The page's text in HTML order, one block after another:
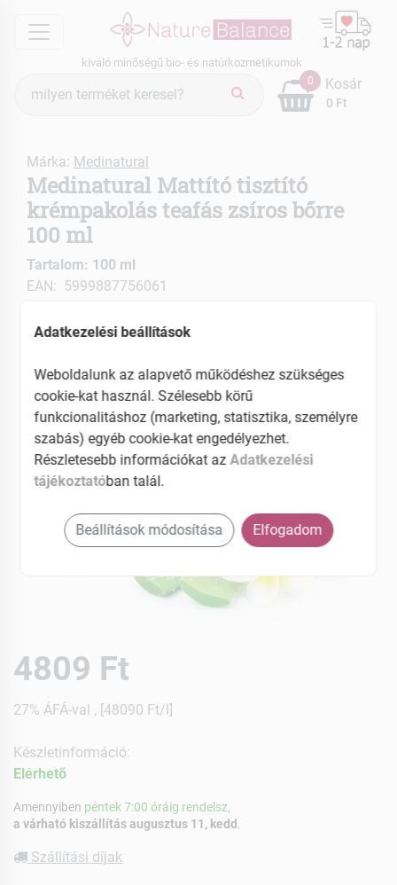
menu
kiváló minőségű bio- és natúrkozmetikumok
keresés
0
0 Ft
Kosár
Márka: Medinatural
Medinatural Mattító tisztító
krémpakolás teafás zsíros bőrre
100 ml
Tartalom: 100 ml
EAN: 5999887756061
4809 Ft
27% ÁFÁ-val , [48090 Ft/l]
Készletinformáció:
Elérhetõ
Amennyiben péntek 7:00 óráig rendelsz,
a várható kiszállítás augusztus 11, kedd
Szállítási díjak
Adatkezelési beállítások
Weboldalunk az alapvető működéshez szükséges
cookie-kat használ. Szélesebb körű
funkcionalitáshoz (marketing, statisztika, személyre
szabás) egyéb cookie-kat engedélyezhet.
Részletesebb információkat azAdatkezelési
tájékoztatóban talál.
Beállítások módosítása Elfogadom